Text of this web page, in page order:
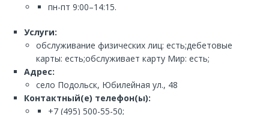
пн-пт 9:00–14:15.
Услуги:
обслуживание физических лиц: есть;дебетовые
карты: есть;обслуживает карту Мир: есть;
Адрес:
село Подольск, Юбилейная ул., 48
Контактный(е) телефон(ы):
+7 (495) 500-55-50;